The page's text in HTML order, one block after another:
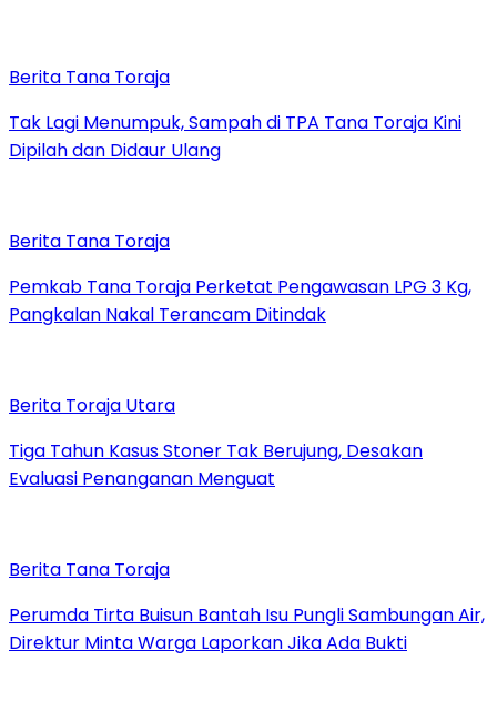
Berita Tana Toraja
Tak Lagi Menumpuk, Sampah di TPA Tana Toraja Kini
Dipilah dan Didaur Ulang
Berita Tana Toraja
Pemkab Tana Toraja Perketat Pengawasan LPG 3 Kg,
Pangkalan Nakal Terancam Ditindak
Berita Toraja Utara
Tiga Tahun Kasus Stoner Tak Berujung, Desakan
Evaluasi Penanganan Menguat
Berita Tana Toraja
Perumda Tirta Buisun Bantah Isu Pungli Sambungan Air,
Direktur Minta Warga Laporkan Jika Ada Bukti